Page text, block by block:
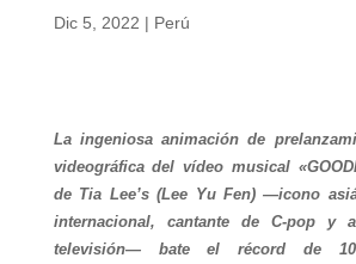
Dic 5, 2022 | Perú
La ingeniosa animación de
videográfica del vídeo musical
de Tia Lee’s (Lee Yu Fen) —icono
internacional, cantante de C-pop y
televisión— bate el récord de